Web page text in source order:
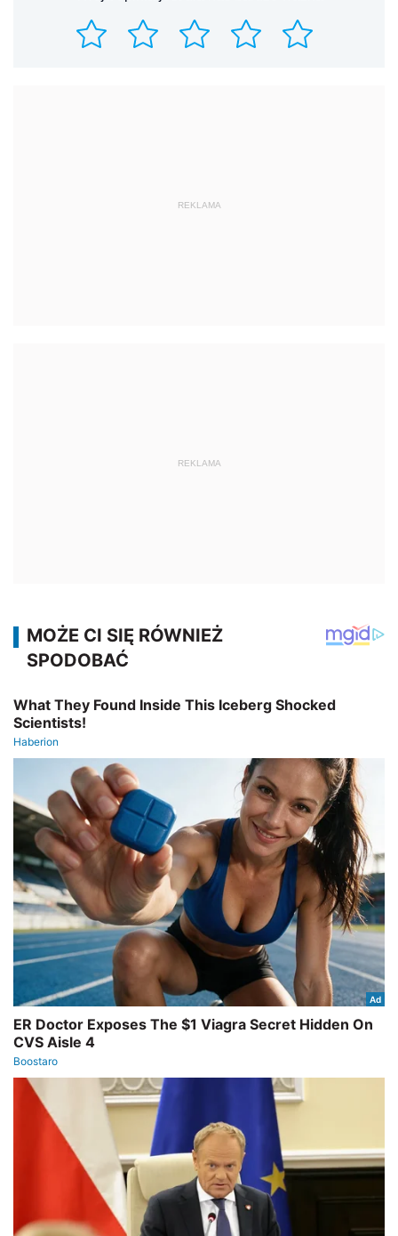
REKLAMA
REKLAMA